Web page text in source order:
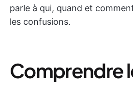
parle à qui, quand et
les confusions.
Comprendre